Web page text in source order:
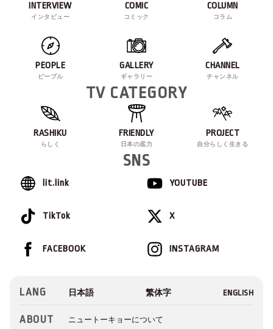
INTERVIEW
インタビュー
COMIC
コミック
COLUMN
コラム
PEOPLE
ピープル
GALLERY
ギャラリー
CHANNEL
チャンネル
TV CATEGORY
RASHIKU
らしく
FRIENDLY
日本の底力
PROJECT
自分らしく生きる
SNS
lit.link YOUTUBE
TikTok X
INSTAGRAM
FACEBOOK
LANG
ABOUT ニュートーキョーについて